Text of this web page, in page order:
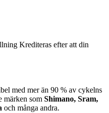
Krediteras efter att din
med mer än 90 % av cykelns
märken som Shimano, Sram,
och många andra.